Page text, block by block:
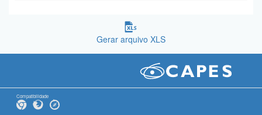
Gerar arquivo XLS
Compatibilidade